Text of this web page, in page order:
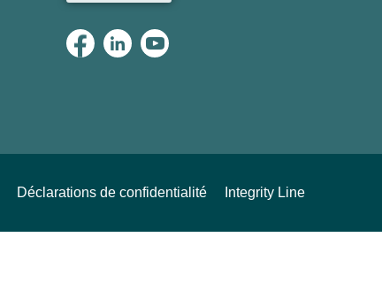
Déclarations de confidentialité Integrity Line